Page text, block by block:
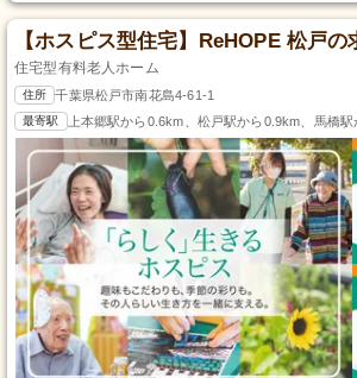
【ホスピス型住宅】ReHOPE 松戸の
住宅型有料老人ホーム
住所 千葉県松戸市南花島4-61-1
最寄駅 上本郷駅から0.6km、松戸駅から0.9km、馬橋